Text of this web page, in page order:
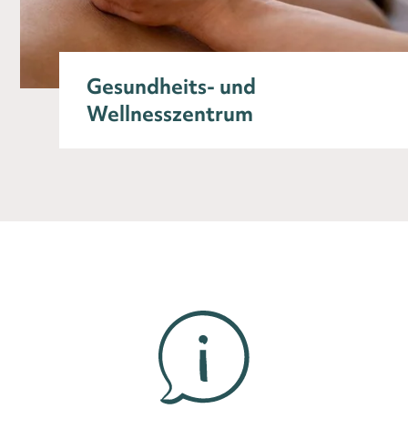
Gesundheits- und
Wellnesszentrum